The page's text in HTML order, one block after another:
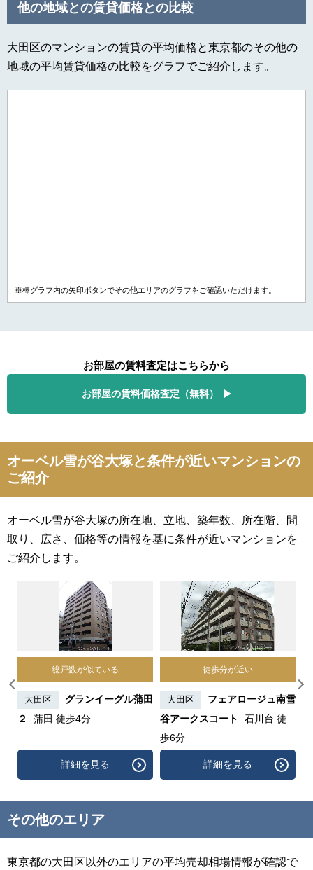
他の地域との賃貸価格との比較
大田区のマンションの賃貸の平均価格と東京都のその他の
地域の平均賃貸価格の比較をグラフでご紹介します。
※棒グラフ内の矢印ボタンでその他エリアのグラフをご確認いただけます。
お部屋の賃料査定はこちらから
お部屋の賃料価格査定（無料）
オーベル雪が谷大塚と条件が近いマンションの
ご紹介
オーベル雪が谷大塚の所在地、立地、築年数、所在階、間
取り、広さ、価格等の情報を基に条件が近いマンションを
ご紹介します。
総戸数が似ている
大田区
グランイーグル蒲田
２
蒲田 徒歩4分
詳細を見る
徒歩分が近い
大田区
フェアロージュ南雪
谷アークスコート
石川台 徒
歩6分
詳細を見る
その他のエリア
東京都の大田区以外のエリアの平均売却相場情報が確認で